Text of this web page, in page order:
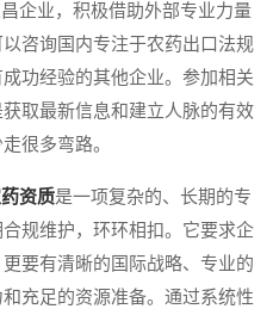
业，积极借助外部专业力量
咨询国内专注于农药出口法规
功经验的其他企业。参加相关
取最新信息和建立人脉的有效
很多弯路。
资质是一项复杂的、长期的专
规维护，环环相扣。它要求企
要有清晰的国际战略、专业的
充足的资源准备。通过系统性